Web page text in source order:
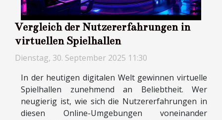
Vergleich der Nutzererfahrungen in
virtuellen Spielhallen
Dienstag, 30. September 2025 11:30
In der heutigen digitalen Welt gewinnen virtuelle
Spielhallen zunehmend an Beliebtheit. Wer
neugierig ist, wie sich die Nutzererfahrungen in
diesen Online-Umgebungen voneinander